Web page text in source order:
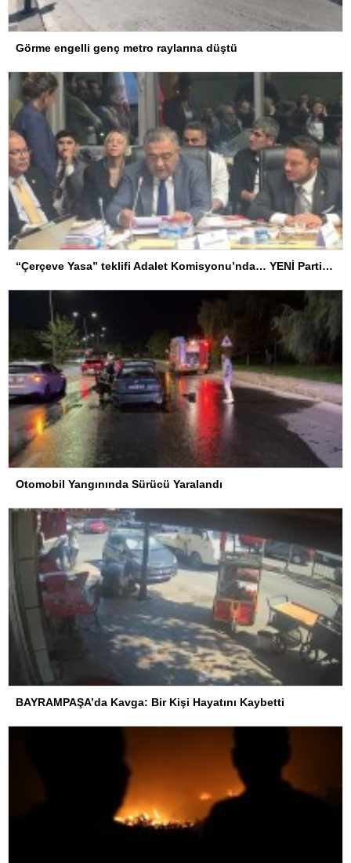
Görme engelli genç metro raylarına düştü
“Çerçeve Yasa” teklifi Adalet Komisyonu’nda… YENİ Partili Tanrıkulu: Bir insana ‘Silahını bırak, ülkene dön, siyasal ve toplumsal hayata katıl’ diyorsanız, o insan kapıdan içeri girdiğinde başına ne geleceğini bilmelidir
Otomobil Yangınında Sürücü Yaralandı
BAYRAMPAŞA’da Kavga: Bir Kişi Hayatını Kaybetti